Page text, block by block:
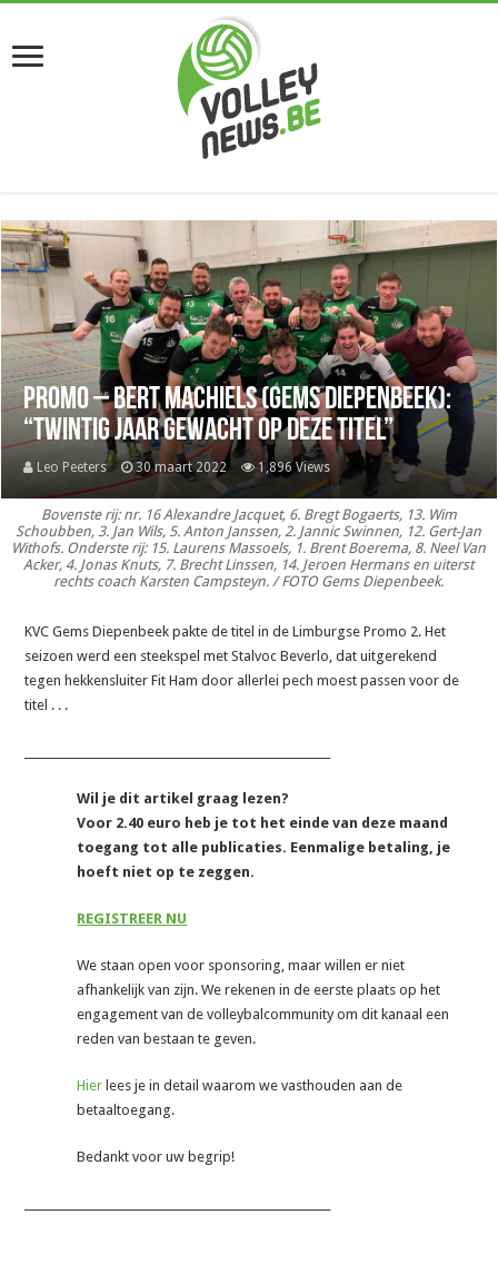
Promo – Bert Machiels (Gems Diepenbeek):
“Twintig jaar gewacht op deze titel”
Leo Peeters 30 maart 2022 1,896 Views
Bovenste rij: nr. 16 Alexandre Jacquet, 6. Bregt Bogaerts, 13. Wim
Schoubben, 3. Jan Wils, 5. Anton Janssen, 2. Jannic Swinnen, 12. Gert-Jan
Withofs. Onderste rij: 15. Laurens Massoels, 1. Brent Boerema, 8. Neel Van
Acker, 4. Jonas Knuts, 7. Brecht Linssen, 14. Jeroen Hermans en uiterst
rechts coach Karsten Campsteyn. / FOTO Gems Diepenbeek.
KVC Gems Diepenbeek pakte de titel in de Limburgse Promo 2. Het
seizoen werd een steekspel met Stalvoc Beverlo, dat uitgerekend
tegen hekkensluiter Fit Ham door allerlei pech moest passen voor de
titel . . .
Wil je dit artikel graag lezen?
Voor 2.40 euro heb je tot het einde van deze maand
toegang tot alle publicaties. Eenmalige betaling, je
hoeft niet op te zeggen.
REGISTREER NU
We staan open voor sponsoring, maar willen er niet
afhankelijk van zijn. We rekenen in de eerste plaats op het
engagement van de volleybalcommunity om dit kanaal een
reden van bestaan te geven.
Hier lees je in detail waarom we vasthouden aan de
betaaltoegang.
Bedankt voor uw begrip!